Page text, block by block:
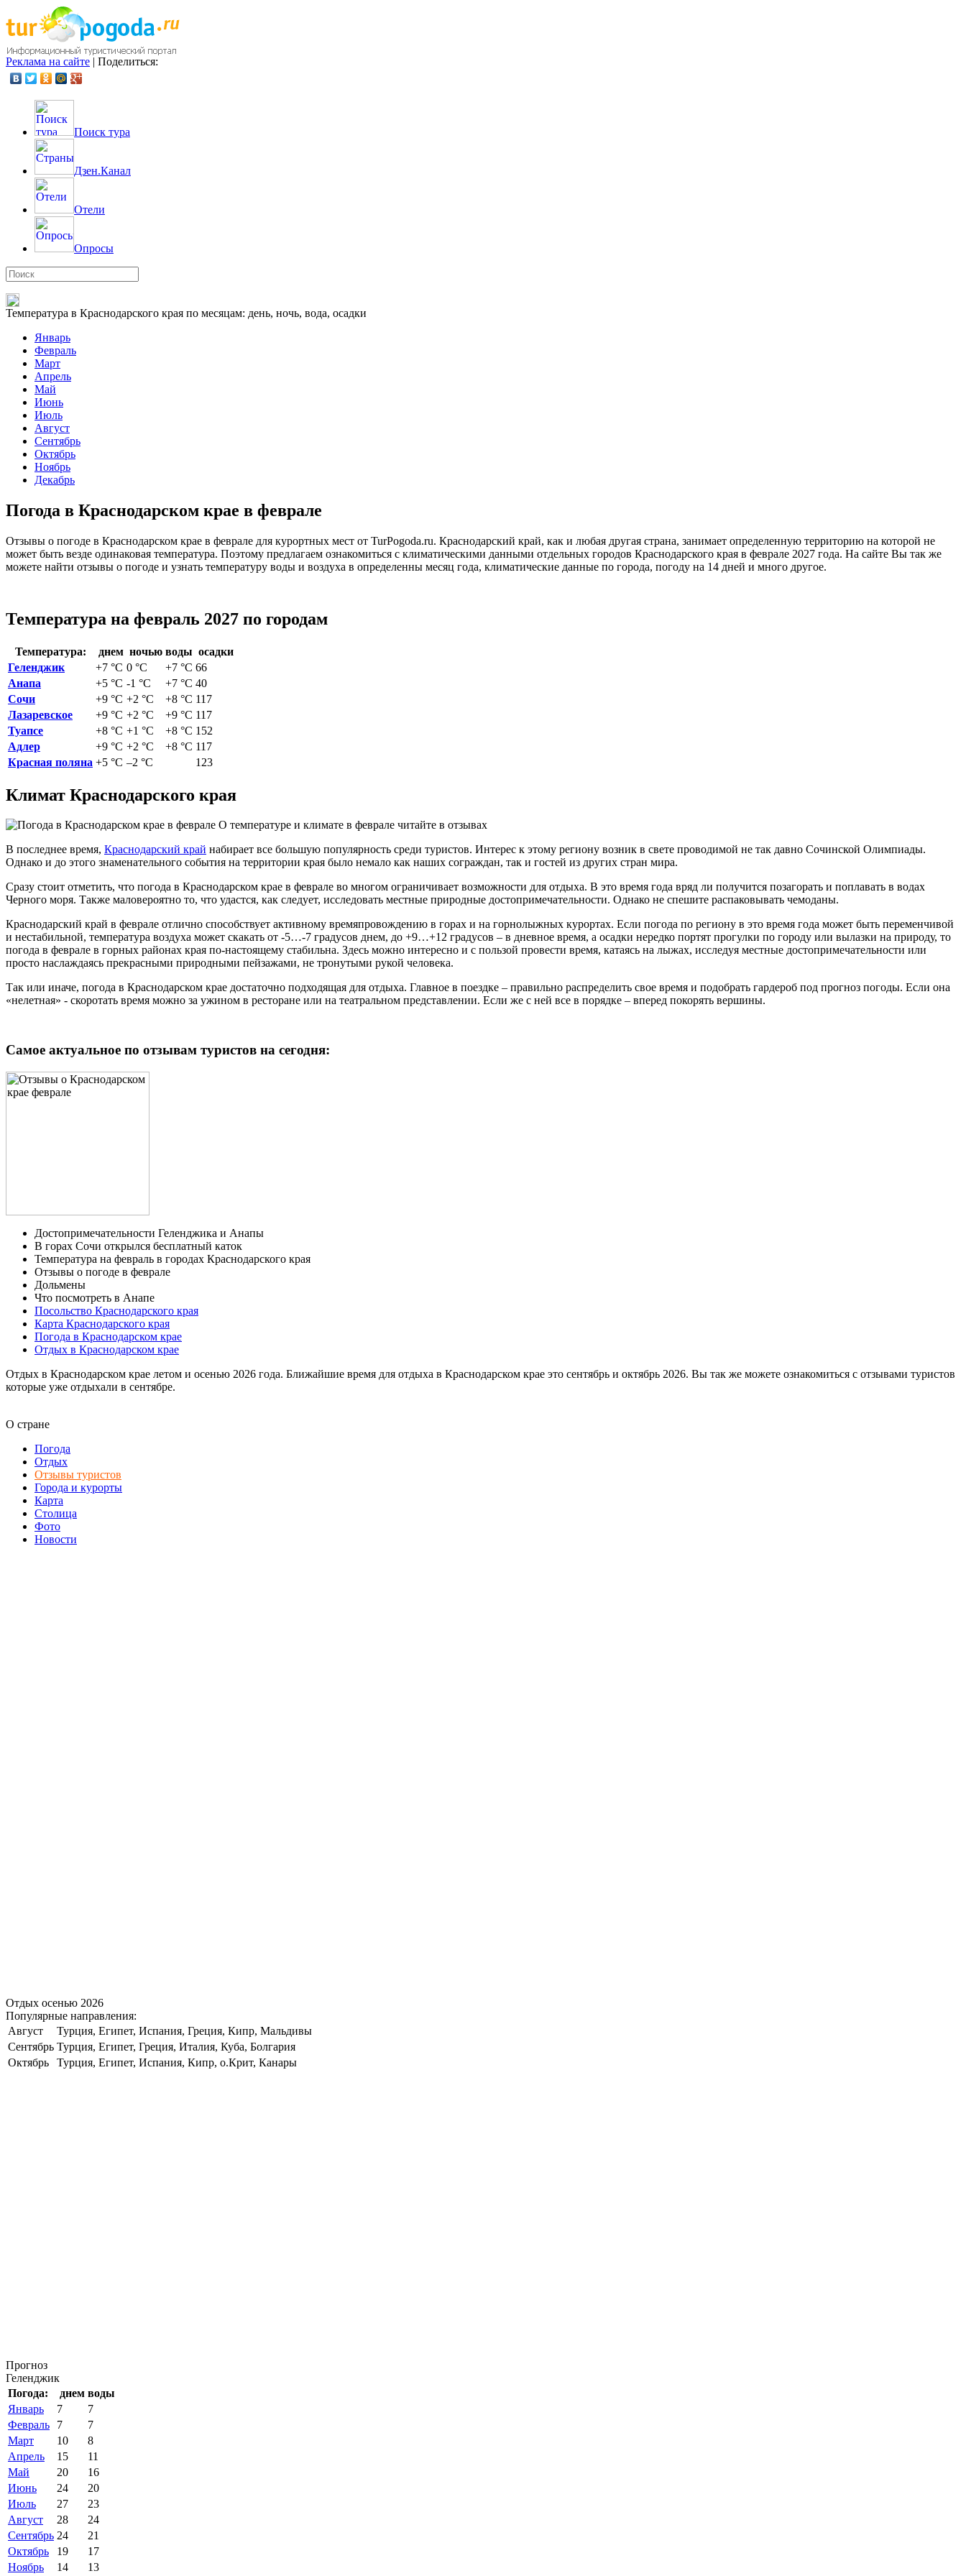
Реклама на сайте | Поделиться:
Поиск тура
Дзен.Канал
Отели
Опросы
Температура в Краснодарского края по месяцам: день, ночь, вода, осадки
Январь
Февраль
Март
Апрель
Май
Июнь
Июль
Август
Сентябрь
Октябрь
Ноябрь
Декабрь
Погода в Краснодарском крае в феврале
Отзывы о погоде в Краснодарском крае в феврале для курортных мест от TurPogoda.ru. Краснодарский край, как и любая другая страна, занимает определенную территорию на которой не
может быть везде одинаковая температура. Поэтому предлагаем ознакомиться с климатическими данными отдельных городов Краснодарского края в феврале 2027 года. На сайте Вы так же
можете найти отзывы о погоде и узнать температуру воды и воздуха в определенны месяц года, климатические данные по города, погоду на 14 дней и много другое.
Температура на февраль 2027 по городам
Температура: днем ночью воды осадки
Геленджик
+7 °С 0 °С +7 °С 66
Анапа
+5 °С -1 °С +7 °С 40
Сочи
+9 °С +2 °С +8 °С 117
Лазаревское
+9 °С +2 °С +9 °С 117
Туапсе
+8 °С +1 °С +8 °С 152
Адлер
+9 °С +2 °С +8 °С 117
Красная поляна +5 °С –2 °С 123
Климат Краснодарского края
О температуре и климате в феврале читайте в отзывах
В последнее время, Краснодарский край набирает все большую популярность среди туристов. Интерес к этому региону возник в свете проводимой не так давно Сочинской Олимпиады.
Однако и до этого знаменательного события на территории края было немало как наших сограждан, так и гостей из других стран мира.
Сразу стоит отметить, что погода в Краснодарском крае в феврале во многом ограничивает возможности для отдыха. В это время года вряд ли получится позагорать и поплавать в водах
Черного моря. Также маловероятно то, что удастся, как следует, исследовать местные природные достопримечательности. Однако не спешите распаковывать чемоданы.
Краснодарский край в феврале отлично способствует активному времяпровождению в горах и на горнолыжных курортах. Если погода по региону в это время года может быть переменчивой
и нестабильной, температура воздуха может скакать от -5…-7 градусов днем, до +9…+12 градусов – в дневное время, а осадки нередко портят прогулки по городу или вылазки на природу, то
погода в феврале в горных районах края по-настоящему стабильна. Здесь можно интересно и с пользой провести время, катаясь на лыжах, исследуя местные достопримечательности или
просто наслаждаясь прекрасными природными пейзажами, не тронутыми рукой человека.
Так или иначе, погода в Краснодарском крае достаточно подходящая для отдыха. Главное в поездке – правильно распределить свое время и подобрать гардероб под прогноз погоды. Если она
«нелетная» - скоротать время можно за ужином в ресторане или на театральном представлении. Если же с ней все в порядке – вперед покорять вершины.
Самое актуальное по отзывам туристов на сегодня:
Достопримечательности Геленджика и Анапы
В горах Сочи открылся бесплатный каток
Температура на февраль в городах Краснодарского края
Отзывы о погоде в феврале
Дольмены
Что посмотреть в Анапе
Посольство Краснодарского края
Карта Краснодарского края
Погода в Краснодарском крае
Отдых в Краснодарском крае
Отдых в Краснодарском крае летом и осенью 2026 года. Ближайшие время для отдыха в Краснодарском крае это сентябрь и октябрь 2026. Вы так же можете ознакомиться с отзывами туристов
которые уже отдыхали в сентябре.
О стране
Погода
Отдых
Отзывы туристов
Города и курорты
Карта
Столица
Фото
Новости
Отдых осенью 2026
Популярные направления:
Август
Турция, Египет, Испания, Греция, Кипр, Мальдивы
Сентябрь Турция, Египет, Греция, Италия, Куба, Болгария
Октябрь
Турция, Египет, Испания, Кипр, о.Крит, Канары
Прогноз
Геленджик
Погода:
днем воды
Январь
7
7
Февраль
7
7
Март
10
8
Апрель
15
11
Май
20
16
Июнь
24
20
Июль
27
23
Август
28
24
Сентябрь 24
21
Октябрь
19
17
Ноябрь
14 13